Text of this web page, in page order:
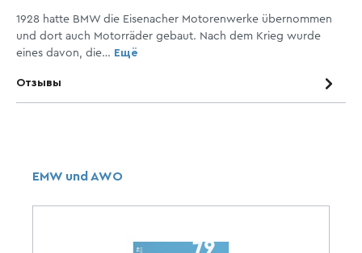
1928 hatte BMW die Eisenacher Motorenwerke übernommen
und dort auch Motorräder gebaut. Nach dem Krieg wurde
eines davon, die… Ещё
Отзывы
EMW und AWO